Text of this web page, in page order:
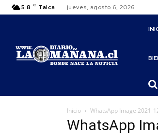
5.8 C Talca jueves, agosto 6, 2026
Inicio WhatsApp Image 2021-
WhatsApp